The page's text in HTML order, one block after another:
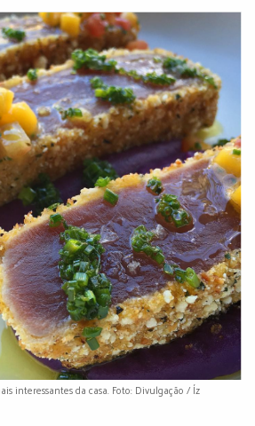
interessantes da casa. Foto: Divulgação / Íz